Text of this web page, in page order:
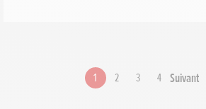
1 2 3 4 Suivant